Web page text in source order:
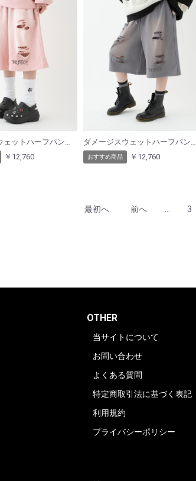
￥12,760 おすすめ商品 ￥12,760
最初へ 前へ 3
OTHER
当サイトについて
お問い合わせ
よくある質問
特定商取引法に基づく表記
利用規約
プライバシーポリシー